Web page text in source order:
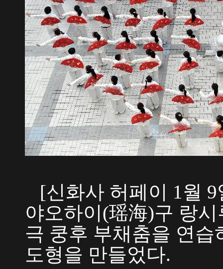
[신화사 허페이 1월 9
야오하이(瑶海)구 랑
극 쿵후 부채춤을 연
도형을 만들었다.